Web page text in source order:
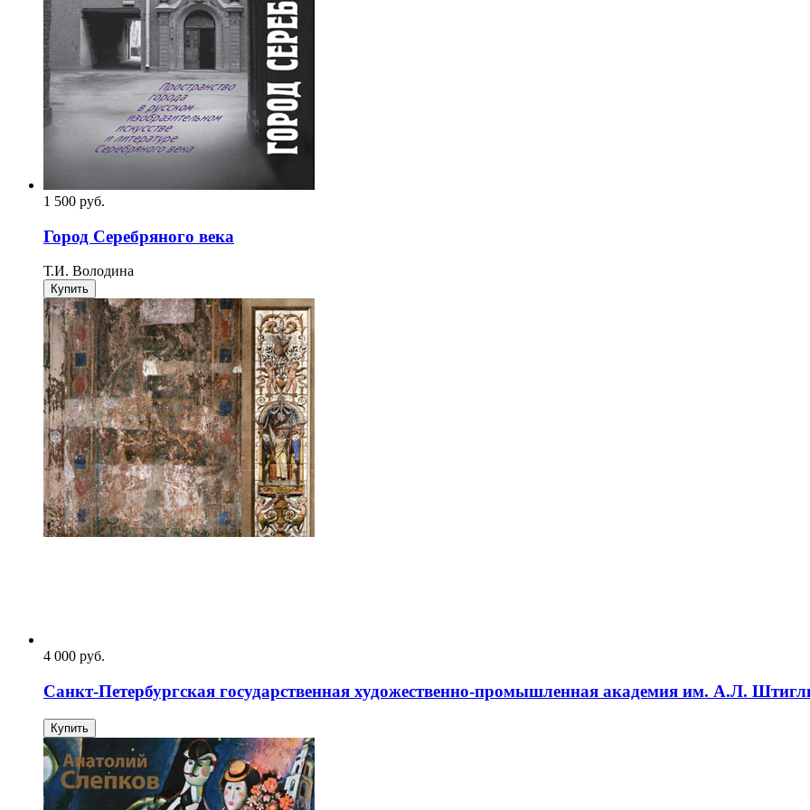
1 500 pуб.
Город Серебряного века
Т.И. Володина
Купить
4 000 pуб.
Санкт-Петербургская государственная художественно-промышленная академия им. А.Л.
Купить